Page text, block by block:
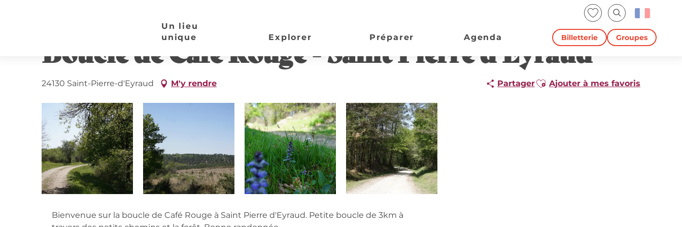
Voir les favoris
Recherche
Billetterie Groupes
Un lieu
unique
Explorer Préparer Agenda
Boucle de Café Rouge - Saint Pierre d'Eyraud
24130 Saint-Pierre-d'Eyraud M'y rendre PartagerAjouter aux favoris
Ajouter à mes favoris
Bienvenue sur la boucle de Café Rouge à Saint Pierre d'Eyraud. Petite boucle de 3km à